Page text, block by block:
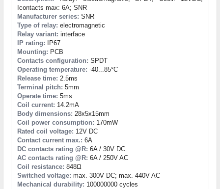
Icontacts max: 6A; SNR
Manufacturer series: SNR
Type of relay: electromagnetic
Relay variant: interface
IP rating: IP67
Mounting: PCB
Contacts configuration: SPDT
Operating temperature: -40...85°C
Release time: 2.5ms
Terminal pitch: 5mm
Operate time: 5ms
Coil current: 14.2mA
Body dimensions: 28x5x15mm
Coil power consumption: 170mW
Rated coil voltage: 12V DC
Contact current max.: 6A
DC contacts rating @R: 6A / 30V DC
AC contacts rating @R: 6A / 250V AC
Coil resistance: 848Ω
Switched voltage: max. 300V DC; max. 440V AC
Mechanical durability: 100000000 cycles